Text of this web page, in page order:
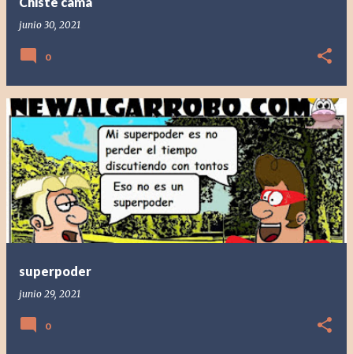
junio 30, 2021
0
superpoder
junio 29, 2021
0